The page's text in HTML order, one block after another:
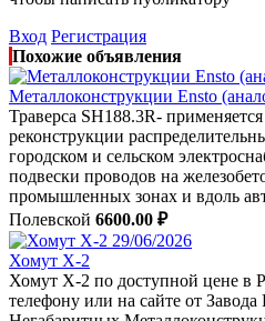
Вход Регистрация
Похожие объявления
Металлоконструкции Ensto
Траверса SH188.3R-
реконструкции
городском и сельском
подвески проводов на
промышленных зонах и вдоль
Полевской 6600.00 ₽
29/06/2026
Хомут Х-2
Хомут Х-2 по доступной цене в
телефону или на сайте от Завода